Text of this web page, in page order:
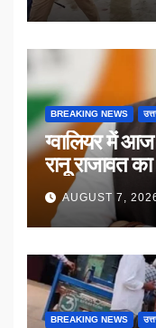
BREAKING NEWS
ग्वालियर में
रानू राजावत
AUGUST 7,
BREAKING NEWS